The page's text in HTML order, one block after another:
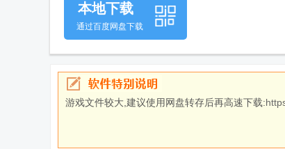
本地下载
通过百度网盘下载
游戏文件较大,建议使用网盘转存后再高速下载: